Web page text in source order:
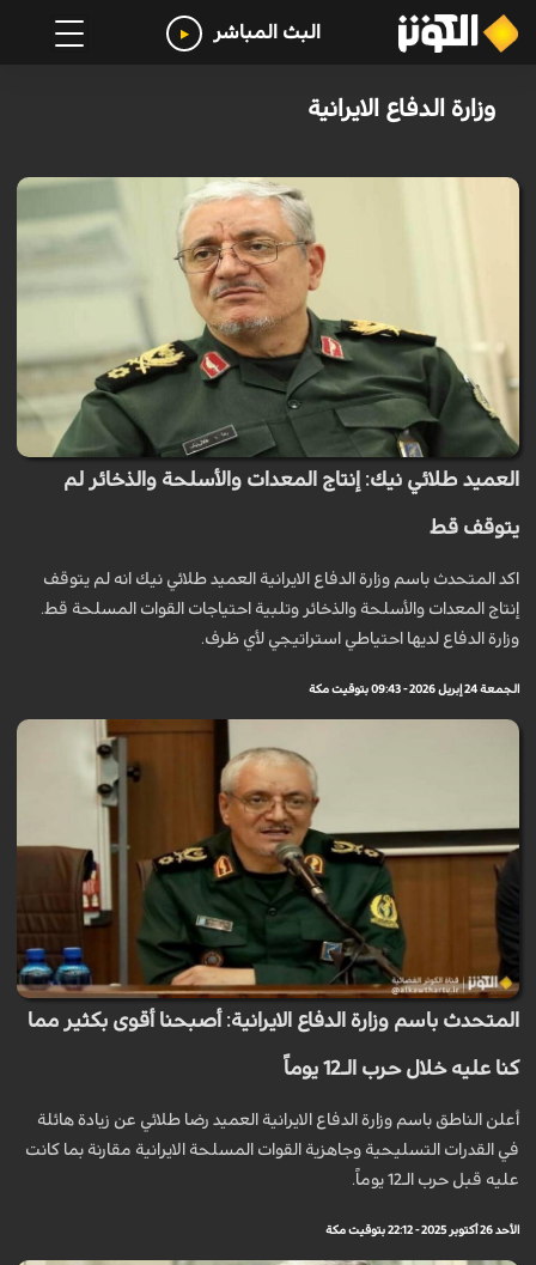
البث المباشر
وزارة الدفاع الايرانية
العميد طلائي نيك: إنتاج المعدات والأسلحة والذخائر لم
يتوقف قط
اكد المتحدث باسم وزارة الدفاع الايرانية العميد طلائي نيك انه لم يتوقف
إنتاج المعدات والأسلحة والذخائر وتلبية احتياجات القوات المسلحة قط.
وزارة الدفاع لديها احتياطي استراتيجي لأي ظرف.
الجمعة 24 إبريل 2026 - 09:43 بتوقيت مكة
المتحدث باسم وزارة الدفاع الايرانية: أصبحنا أقوى بكثير مما
كنا عليه خلال حرب الـ12 يوماً
أعلن الناطق باسم وزارة الدفاع الايرانية العميد رضا طلائي عن زيادة هائلة
في القدرات التسليحية وجاهزية القوات المسلحة الايرانية مقارنة بما كانت
عليه قبل حرب الـ12 يوماً.
الأحد 26 أكتوبر 2025 - 22:12 بتوقيت مكة